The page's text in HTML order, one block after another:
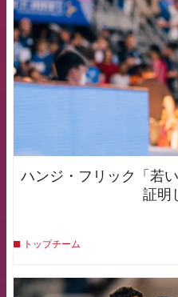
ハンジ・フリック「若
証明
トップチーム